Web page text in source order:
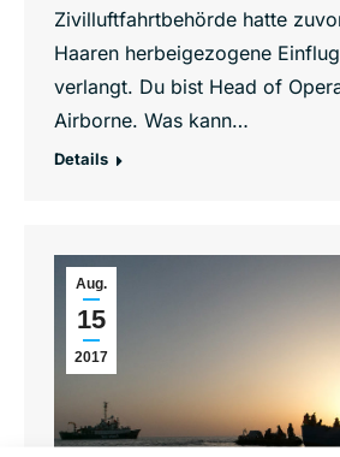
Zivilluftfahrtbehörde hatte
Haaren herbeigezogene
verlangt. Du bist Head of
Airborne. Was kann…
Details
Aug.
15
2017